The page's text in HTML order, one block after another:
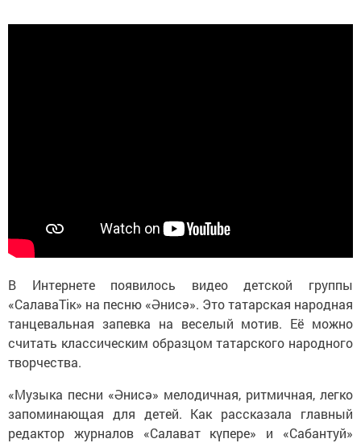
В Интернете появилось видео детской группы
«СалаваТік» на песню «Әнисә». Это татарская народная
танцевальная запевка на веселый мотив. Её можно
считать классическим образцом татарского народного
творчества.
«Музыка песни «Әнисә» мелодичная, ритмичная, легко
запоминающая для детей. Как рассказала главный
редактор журналов «Салават күпере» и «Сабантуй»